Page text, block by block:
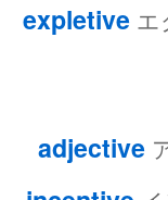
expletive エ
adjective